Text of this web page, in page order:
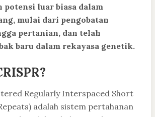
potensi luar biasa dalam
mulai dari pengobatan
pertanian, dan telah
baru dalam rekayasa genetik.
Regularly Interspaced Short
adalah sistem pertahanan